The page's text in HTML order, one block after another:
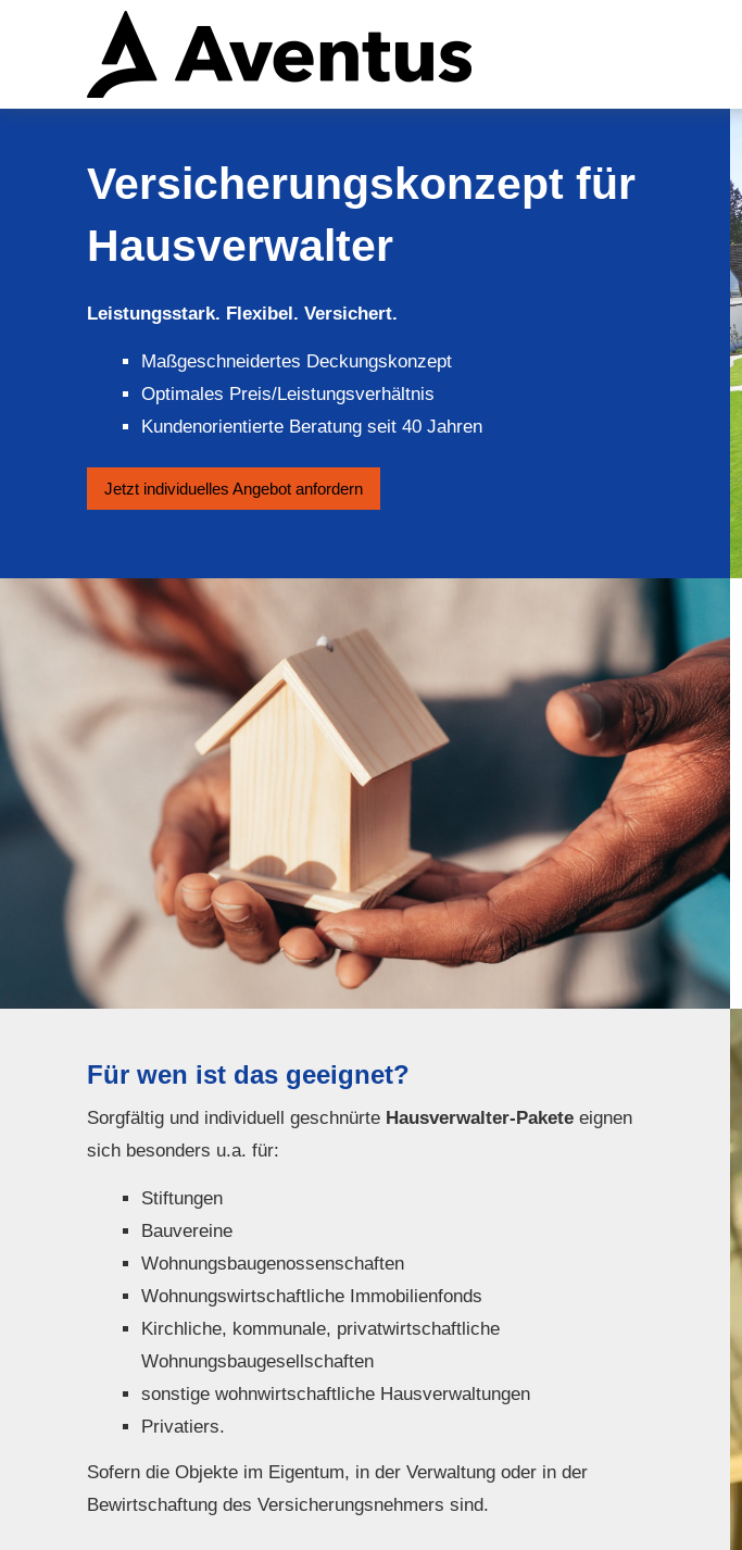
Versicherungskonzept für
Hausverwalter
Leistungsstark. Flexibel. Versichert.
Maßgeschneidertes Deckungskonzept
Optimales Preis/Leistungsverhältnis
Kundenorientierte Beratung seit 40 Jahren
Jetzt individuelles An­ge­bot an­for­dern
Für wen ist das geeignet?
Sorgfältig und individuell geschnürte Hausverwalter-Pakete eignen
sich besonders u.a. für:
Stiftungen
Bauvereine
Wohnungsbaugenossenschaften
Wohnungswirtschaftliche Immobilienfonds
Kirchliche, kommunale, privatwirtschaftliche
Wohnungsbaugesellschaften
sonstige wohnwirtschaftliche Hausverwaltungen
Privatiers.
Sofern die Objekte im Eigentum, in der Verwaltung oder in der
Bewirtschaftung des Versicherungsnehmers sind.